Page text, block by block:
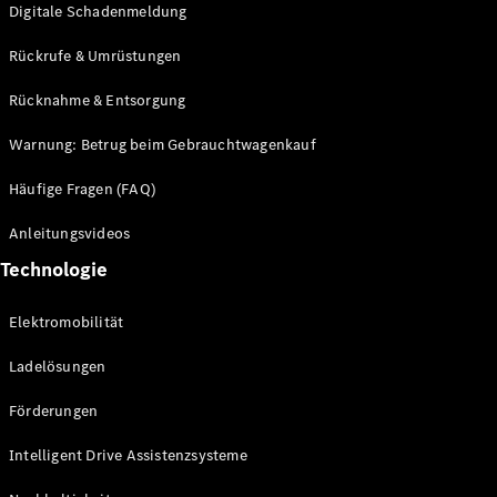
Sterne
elektrisch
Konfigurator
buchen
Extras
Garantie-
Technisches
Digitale Schadenmeldung
Rückrufe & Umrüstungen
Rücknahme & Entsorgung
Warnung: Betrug beim Gebrauchtwagenkauf
Häufige Fragen (FAQ)
Anleitungsvideos
Technologie
Elektromobilität
Ladelösungen
Förderungen
Intelligent Drive Assistenzsysteme